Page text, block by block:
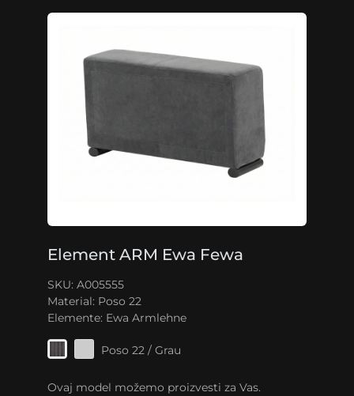
Element ARM Ewa Fewa
SKU: A005555
Material: Poso 22
Elemente: Ewa Armlehne
Poso 22 / Grau
Ovaj model možemo proizvesti za Vas.